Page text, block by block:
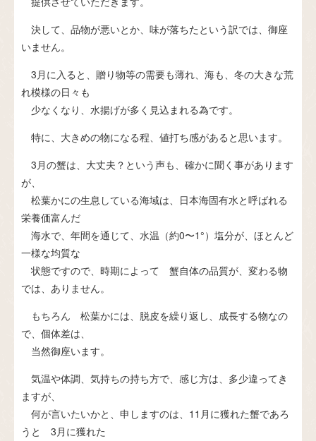
決して、品物が悪いとか、味が落ちたという訳では、御座
いません。
3月に入ると、贈り物等の需要も薄れ、海も、冬の大きな荒
れ模様の日々も
少なくなり、水揚げが多く見込まれる為です。
特に、大きめの物になる程、値打ち感があると思います。
3月の蟹は、大丈夫？という声も、確かに聞く事があります
が、
松葉かにの生息している海域は、日本海固有水と呼ばれる
栄養価富んだ
海水で、年間を通じて、水温（約0〜1°）塩分が、ほとんど
一様な均質な
状態ですので、時期によって 蟹自体の品質が、変わる物
では、ありません。
もちろん 松葉かには、脱皮を繰り返し、成長する物なの
で、個体差は、
当然御座います。
気温や体調、気持ちの持ち方で、感じ方は、多少違ってき
ますが、
何が言いたいかと、申しますのは、11月に獲れた蟹であろ
うと 3月に獲れた